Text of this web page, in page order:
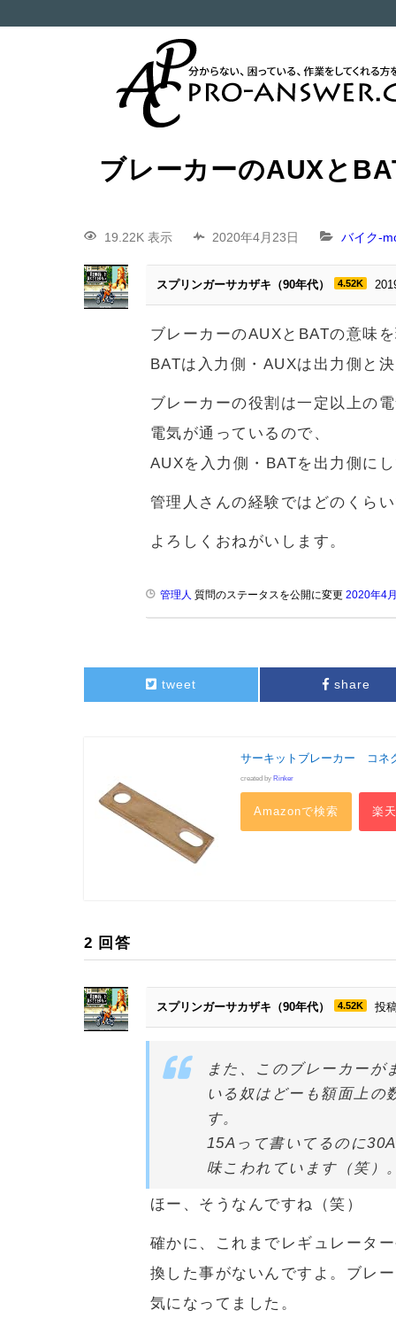
ブレーカーのAUXと
19.22K 表示 2020年4月23日 バイク-
スプリンガーサカザキ（90年代） 4.52K
ブレーカーのAUXとBATの意味
BATは入力側・AUXは出力側と
ブレーカーの役割は一定以上の
電気が通っているので、
AUXを入力側・BATを出力側に
管理人さんの経験ではどのくら
よろしくおねがいします。
管理人 質問のステータスを公開に変更 2020年4
tweet share
サーキットブレーカー コネ
created by Rinker
Amazonで検索 楽
2 回答
スプリンガーサカザキ（90年代） 4.52K 投
また、このブレーカーが
いる奴はどーも額面上の
す。
15Aって書いてるのに
味こわれています（笑）
ほー、そうなんですね（笑）
確かに、これまでレギュレータ
換した事がないんですよ。ブレ
気になってました。